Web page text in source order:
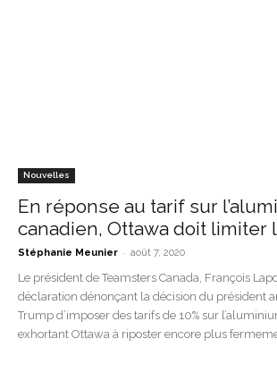
Nouvelles
En réponse au tarif sur
canadien, Ottawa doit limiter
Stéphanie Meunier - août 7, 2020
Le président de Teamsters Canada, François
déclaration dénonçant la décision du président
Trump d’imposer des tarifs de 10% sur
exhortant Ottawa à riposter encore plus